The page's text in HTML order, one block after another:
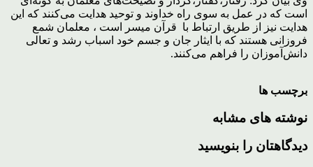
است که در عمل به سوی راه خداوند و توحید هدایت می‌کنند که این
هدایت نیز از طریق ارتباط با قرآن میسر است ، معلمان شمع
فروزانی هستند که با ایثار جان و جسم خود اسباب رشد و تعالی
دانش‌آموزان را فراهم می‌کنند.
برچسب ها
نوشته های مشابه
دیدگاهتان را بنویسید